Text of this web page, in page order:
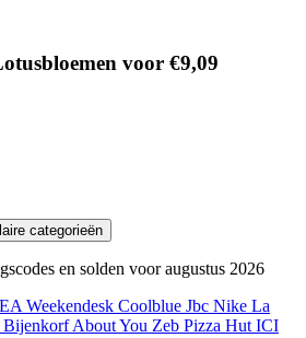
voor €9,09
categorieën
en solden voor augustus 2026
Weekendesk Coolblue Jbc Nike La
BijenkorfAbout You Zeb Pizza Hut ICI